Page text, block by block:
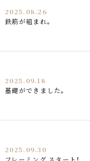
2025.08.26
鉄筋が組まれ。
2025.09.18
基礎ができました。
2025.09.30